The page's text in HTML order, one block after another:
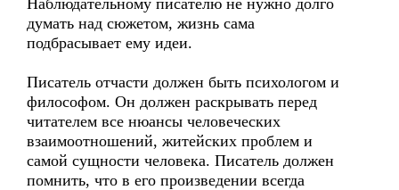
Наблюдательному писателю не нужно долго
думать над сюжетом, жизнь сама
подбрасывает ему идеи.
Писатель отчасти должен быть психологом и
философом. Он должен раскрывать перед
читателем все нюансы человеческих
взаимоотношений, житейских проблем и
самой сущности человека. Писатель должен
помнить, что в его произведении всегда